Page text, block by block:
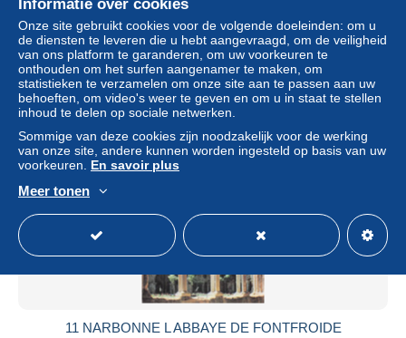
± US$ 6,82
Statuut Professioneel handelaar
Nieuw
11 NARBONNE L ABBAYE DE FONTFROIDE
Informatie over cookies
Onze site gebruikt cookies voor de volgende doeleinden: om u
de diensten te leveren die u hebt aangevraagd, om de veiligheid
van ons platform te garanderen, om uw voorkeuren te
onthouden om het surfen aangenamer te maken, om
statistieken te verzamelen om onze site aan te passen aan uw
behoeften, om video's weer te geven en om u in staat te stellen
inhoud te delen op sociale netwerken.
Sommige van deze cookies zijn noodzakelijk voor de werking
van onze site, andere kunnen worden ingesteld op basis van uw
voorkeuren. En savoir plus
Meer tonen